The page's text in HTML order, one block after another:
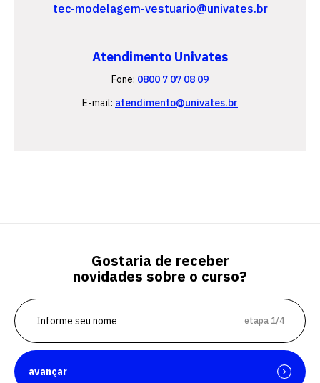
tec-modelagem-vestuario@univates.br
Atendimento Univates
Fone: 0800 7 07 08 09
E-mail: atendimento@univates.br
Gostaria de receber
novidades sobre o curso?
etapa 1/4
avançar